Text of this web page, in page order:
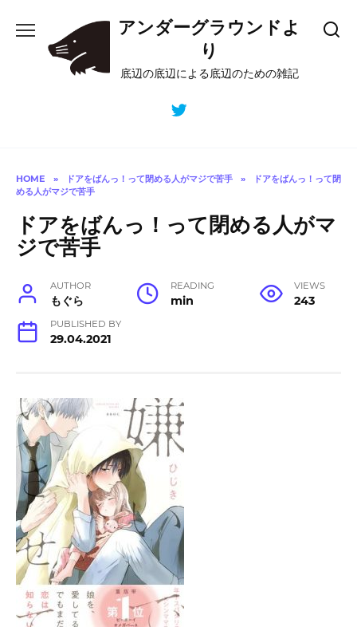
content
アンダーグラウンドよ
り
底辺の底辺による底辺のための雑記
HOME » ドアをばんっ！って閉める人がマジで苦手 »
ドアをばんっ！って閉
める人がマジで苦手
ドアをばんっ！って閉める人がマ
ジで苦手
AUTHOR
もぐら
READING
min
VIEWS
243
PUBLISHED BY
29.04.2021